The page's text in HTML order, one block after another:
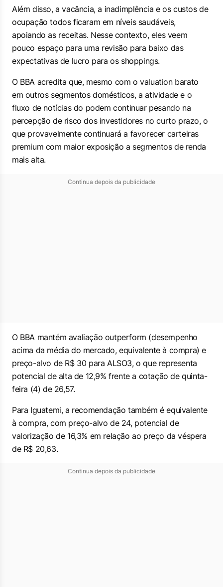
Além disso, a vacância, a inadimplência e os custos de
ocupação todos ficaram em níveis saudáveis,
apoiando as receitas. Nesse contexto, eles veem
pouco espaço para uma revisão para baixo das
expectativas de lucro para os shoppings.
O BBA acredita que, mesmo com o valuation barato
em outros segmentos domésticos, a atividade e o
fluxo de notícias do podem continuar pesando na
percepção de risco dos investidores no curto prazo, o
que provavelmente continuará a favorecer carteiras
premium com maior exposição a segmentos de renda
mais alta.
Continua depois da publicidade
O BBA mantém avaliação outperform (desempenho
acima da média do mercado, equivalente à compra) e
preço-alvo de R$ 30 para ALSO3, o que representa
potencial de alta de 12,9% frente a cotação de quinta-
feira (4) de 26,57.
Para Iguatemi, a recomendação também é equivalente
à compra, com preço-alvo de 24, potencial de
valorização de 16,3% em relação ao preço da véspera
de R$ 20,63.
Continua depois da publicidade